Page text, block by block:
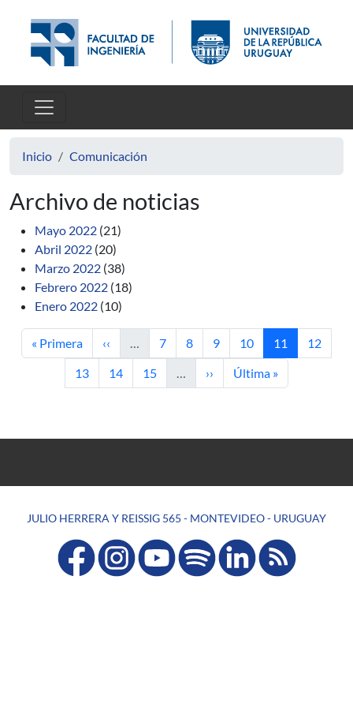
Inicio Comunicación
Archivo de noticias
Mayo 2022 (21)
Abril 2022 (20)
Marzo 2022 (38)
Febrero 2022 (18)
Enero 2022 (10)
Primera página
« Primera Página anterior
‹‹ … Página
7 Página
8 Página
9 Página
10 Página actual
11 Página
12
Página
13 Página
14 Página
15 … Siguiente página
›› Última página
Última »
JULIO HERRERA Y REISSIG 565 - MONTEVIDEO - URUGUAY